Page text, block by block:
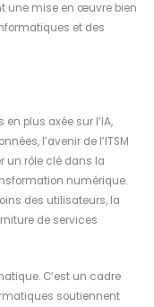
une mise en œuvre bien
et des
plus axée sur l’IA,
l’avenir de l’ITSM
un rôle clé dans la
numérique.
des utilisateurs, la
de services
C’est un cadre
soutiennent